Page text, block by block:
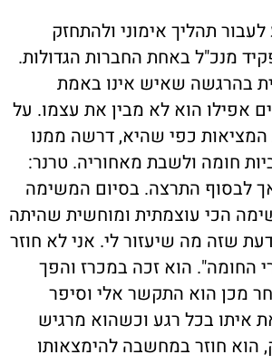
תהליך אימוני ולהתחזק
מנכ"ל באחת החברות הגדולות.
בהרגשה שאיש אינו באמת
אפילו הוא לא מבין את עצמו. על
כפי שהיא, דרשה ממנו
חומה ולשבת מאחוריה. טרנר:
לבסוף התרצה. בסיום המשימה
הכי עוצמתית ומוחשית שהיתה
שזה מה שיעזור לי. אני לא חוזר
החומה". הוא זכה במכרז והפך
מכן הוא התקשר אלי וסיפר
איתו בכל רגע וכשהוא מרגיש
הוא חוזר במחשבה להימצאותו